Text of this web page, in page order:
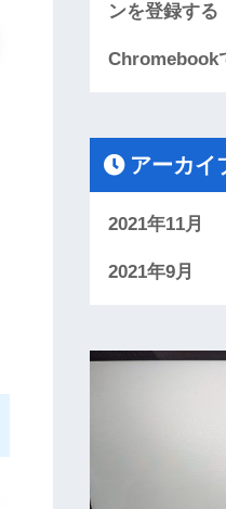
ンを登録する
Chromebook
アーカイ
2021年11月
2021年9月